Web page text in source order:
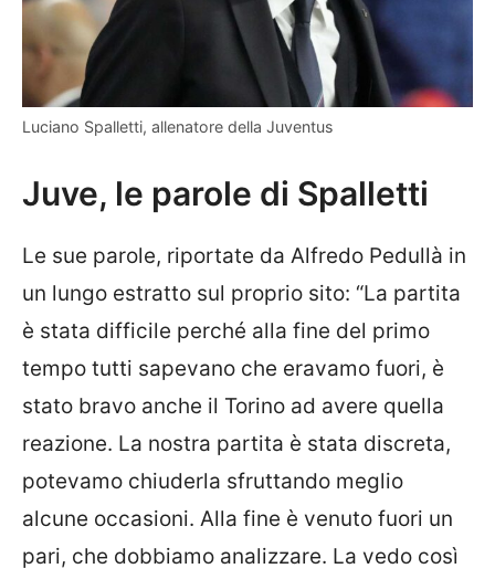
Luciano Spalletti, allenatore della Juventus
Juve, le parole di Spalletti
Le sue parole, riportate da Alfredo Pedullà in
un lungo estratto sul proprio sito: “La partita
è stata difficile perché alla fine del primo
tempo tutti sapevano che eravamo fuori, è
stato bravo anche il Torino ad avere quella
reazione. La nostra partita è stata discreta,
potevamo chiuderla sfruttando meglio
alcune occasioni. Alla fine è venuto fuori un
pari, che dobbiamo analizzare. La vedo così